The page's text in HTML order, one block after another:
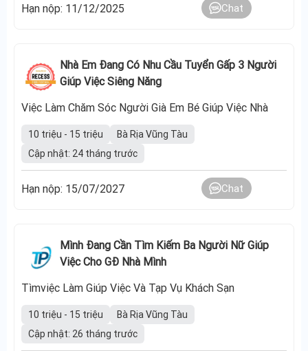
Hạn nộp: 11/12/2025 Chat
Nhà Em Đang Có Nhu Cầu Tuyển Gấp 3 Người
Giúp Việc Siêng Năng
Việc Làm Chăm Sóc Người Già Em Bé Giúp Việc Nhà
10 triệu - 15 triệu
Bà Rịa Vũng Tàu
Cập nhật: 24 tháng trước
Hạn nộp: 15/07/2027 Chat
Mình Đang Cần Tìm Kiếm Ba Người Nữ Giúp
Việc Cho GĐ Nhà Mình
Tìmviệc Làm Giúp Việc Và Tạp Vụ Khách Sạn
10 triệu - 15 triệu
Bà Rịa Vũng Tàu
Cập nhật: 26 tháng trước